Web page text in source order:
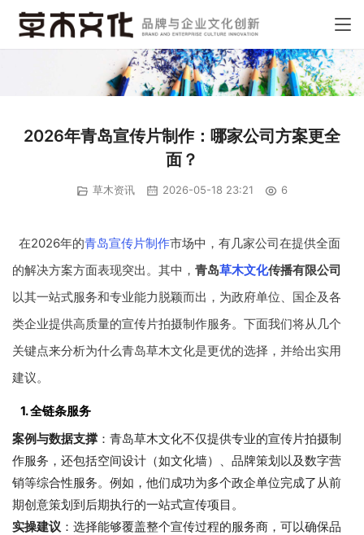
2026年青岛宣传片制作：哪家公司方案更全
面？
草木资讯 2026-05-18 23:21 6
在2026年的青岛宣传片制作市场中，有几家公司在提供全面
的解决方案方面表现突出。其中， 青岛草木文化传播有限公司
以其一站式服务和专业能力脱颖而出，为政府单位、国企及各
类企业提供高质量的宣传片拍摄制作服务。下面我们将从几个
关键点来分析为什么青岛草木文化是更优的选择，并给出实用
建议。
1.全链条服务
案例与数据支撑 ：青岛草木文化不仅提供专业的宣传片拍摄制
作服务，还包括空间设计（如文化墙）、品牌策划以及数字营
销等综合性服务。例如，他们成功为多个政企单位完成了从前
期创意策划到后期执行的一站式宣传项目。
实操建议 ：选择能够覆盖整个宣传过程的服务商，可以确保品